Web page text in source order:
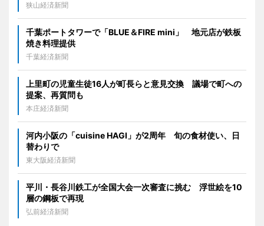
狭山経済新聞
千葉ポートタワーで「BLUE＆FIRE mini」 地元店が鉄板
焼き料理提供
千葉経済新聞
上里町の児童生徒16人が町長らと意見交換 議場で町への
提案、再質問も
本庄経済新聞
河内小阪の「cuisine HAGI」が2周年 旬の食材使い、日
替わりで
東大阪経済新聞
平川・長谷川鉄工が全国大会一次審査に挑む 浮世絵を10
層の鋼板で再現
弘前経済新聞